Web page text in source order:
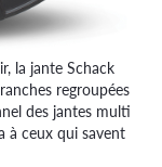
la jante Schack
regroupées
des jantes multi
à ceux qui savent